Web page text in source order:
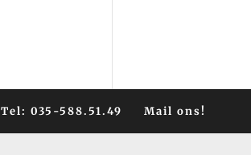
Tel: 035-588.51.49 Mail ons!